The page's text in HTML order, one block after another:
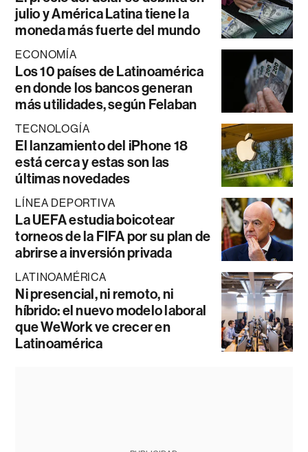
julio y América Latina tiene la
moneda más fuerte del mundo
ECONOMÍA
Los 10 países de Latinoamérica
en donde los bancos generan
más utilidades, según Felaban
TECNOLOGÍA
El lanzamiento del iPhone 18
está cerca y estas son las
últimas novedades
LÍNEA DEPORTIVA
La UEFA estudia boicotear
torneos de la FIFA por su plan de
abrirse a inversión privada
LATINOAMÉRICA
Ni presencial, ni remoto, ni
híbrido: el nuevo modelo laboral
que WeWork ve crecer en
Latinoamérica